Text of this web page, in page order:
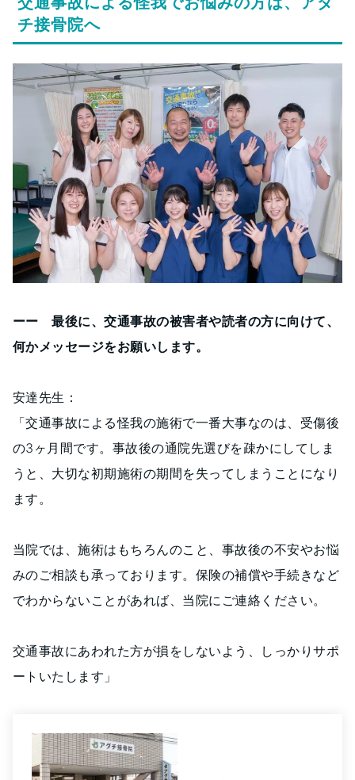
チ接骨院へ
ーー 最後に、交通事故の被害者や読者の方に向けて、
何かメッセージをお願いします。
安達先生：
「交通事故による怪我の施術で一番大事なのは、受傷後
の3ヶ月間です。事故後の通院先選びを疎かにしてしま
うと、大切な初期施術の期間を失ってしまうことになり
ます。
当院では、施術はもちろんのこと、事故後の不安やお悩
みのご相談も承っております。保険の補償や手続きなど
でわからないことがあれば、当院にご連絡ください。
交通事故にあわれた方が損をしないよう、しっかりサポ
ートいたします」